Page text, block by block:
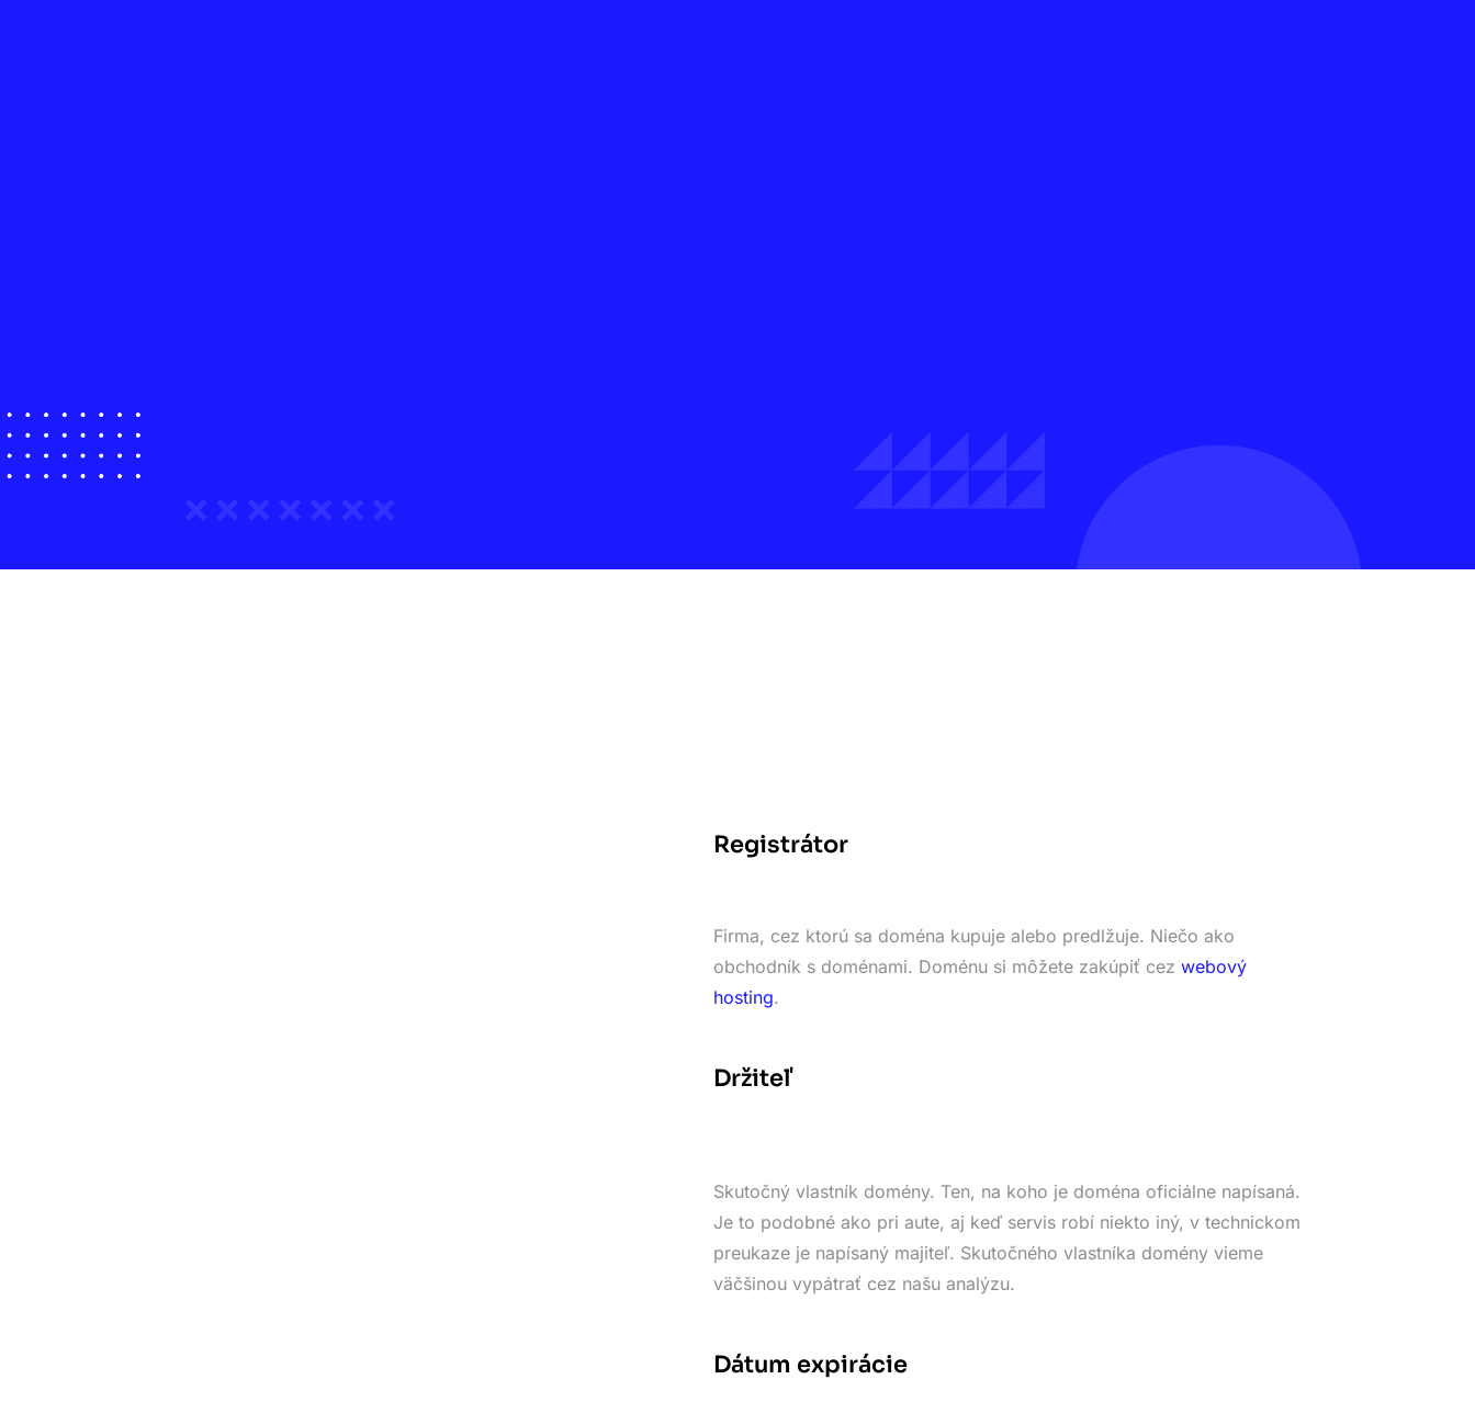
Registrátor
Firma, cez ktorú sa doména kupuje alebo predlžuje. Niečo ako
obchodník s doménami. Doménu si môžete zakúpiť cez webový
hosting.
Držiteľ
Skutočný vlastník domény. Ten, na koho je doména oficiálne napísaná.
Je to podobné ako pri aute, aj keď servis robí niekto iný, v technickom
preukaze je napísaný majiteľ. Skutočného vlastníka domény vieme
väčšinou vypátrať cez našu analýzu.
Dátum expirácie